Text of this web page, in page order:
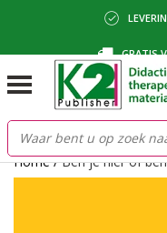
GRATIS
BETALING VIA
Home/Ben je hier of